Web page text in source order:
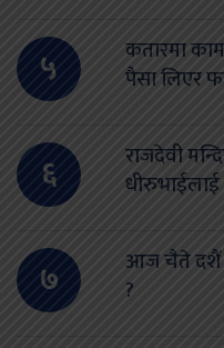
५
कतारमा
पैसा लिएर
६
राजदेवी
धीरुभाईलाई
७
आज चैते दशैं
?